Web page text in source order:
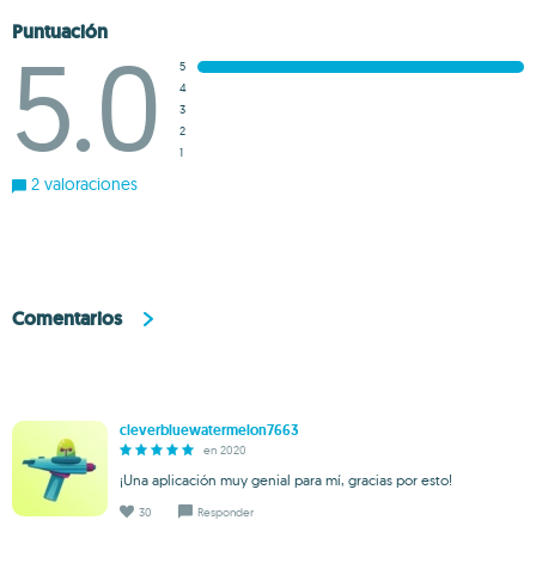
Puntuación
5.0
5
4
3
2
1
2 valoraciones
Comentarios
cleverbluewatermelon7663
en 2020
¡Una aplicación muy genial para mí, gracias por esto!
30 Responder